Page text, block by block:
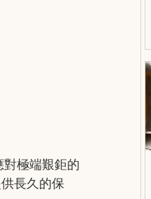
極端艱鉅的
長久的保